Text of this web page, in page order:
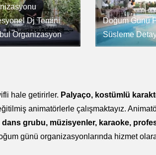
Dj Temini
Organizasyon
Doğum Günü
Süsleme
hale getirirler. Palyaço, kostümlü
animatörlerle çalışmaktayız.
grubu, müzisyenler, karaoke,
günü organizasyonlarında hizmet